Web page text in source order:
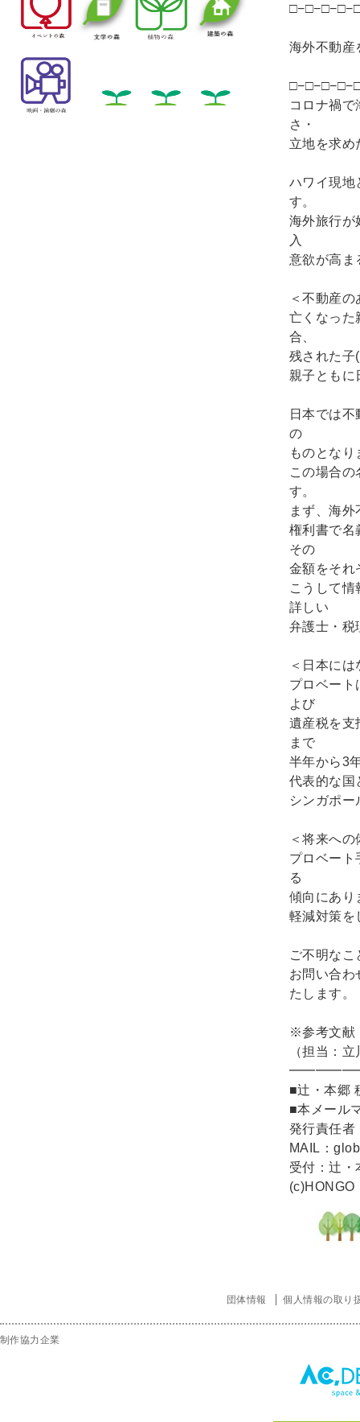
海外不動産
コロナ禍
さ・
立地を求め
ハワイ現地
す。
海外旅行が
入
意欲が高ま
＜不動産
亡くなった
合、
残された子
親子ともに
日本では
の
ものとな
この場合
す。
まず、海
権利書で名
その
金額をそれ
こうして
詳しい
弁護士・税
＜日本に
プロベート
よび
遺産税を支
まで
半年から3
代表的な国
シンガポ
＜将来へ
プロベート
る
傾向にあり
軽減対策を
ご不明な
お問い合わ
たします。
※参考文献
（担当：
■辻・本郷
■本メール
発行責任者
MAIL：
受付：辻
団体情報 個人情報の取り
制作協力企業